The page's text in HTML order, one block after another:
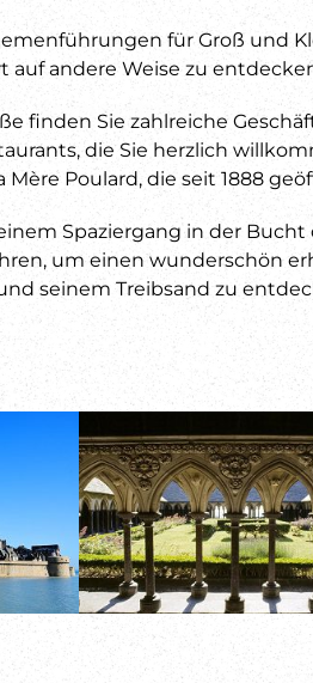
für Groß und
auf andere Weise zu
finden Sie zahlreiche
die Sie herzlich
Poulard, die seit 1888
Spaziergang in der
um einen wunderschön
seinem Treibsand zu